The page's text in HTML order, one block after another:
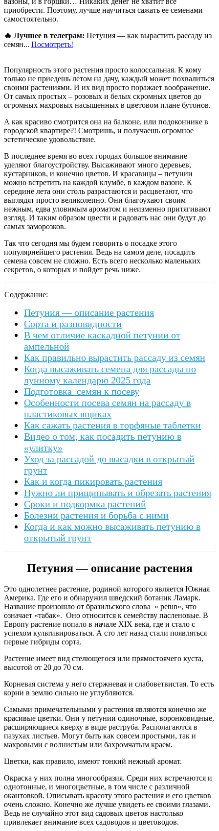
приобрести. Поэтому, лучше научиться сажать ее семенами
самостоятельно.
🔥 Лучшее в телеграм: Петуния — как вырастить рассаду из
семян... Посмотреть!
Популярность этого растения просто колоссальная. К кому
только не приедешь летом на дачу, каждый может похвалиться
своими растениями. И их вид просто поражает воображение.
От самых простых – розовых и белых скромных цветов до
огромных махровых насыщенных в цветовом плане бутонов.
А как красиво смотрится она на балконе, или подоконнике в
городской квартире?! Смотришь, и получаешь огромное
эстетическое удовольствие.
В последнее время во всех городах большое внимание
уделяют благоустройству. Высаживают много деревьев,
кустарников, и конечно цветов. И красавицы – петунии
можно встретить на каждой клумбе, в каждом вазоне. К
середине лета они столь разрастаются и расцветают, что
выглядят просто великолепно. Они благоухают своим
нежным, едва уловимым ароматом и неизменно притягивают
взгляд. И таким образом цвести и радовать нас они будут до
самых заморозков.
Так что сегодня мы будем говорить о посадке этого
популярнейшего растения. Ведь на самом деле, посадить
семена совсем не сложно. Есть всего несколько маленьких
секретов, о которых и пойдет речь ниже.
Содержание:
Петуния — описание растения
Сорта и разновидности
В чем отличие каскадной петунии от
ампельной
Как правильно вырастить рассаду из семян
Когда высаживать семена для рассады по
лунному календарю 2025 года
Подготовка семян к посеву
Особенности посева семян на рассаду в
пластиковых ящиках
Как сажать растения в торфяные таблетки
Видео о том, как посадить петунию в
«улитку»
Уход за рассадой до высадки в открытый
грунт
Как и когда пикировать растения
Нужно ли прищипывать и обрезать растения
Сроки и подкормка растений
Болезни растения и борьба с ними
Когда и как можно высаживать петунию в
открытый грунт
Петуния — описание растения
Это однолетнее растение, родиной которого является Южная
Америка. Где его и обнаружил шведский ботаник Ламарк.
Название произошло от бразильского слова » petun», что
означает «табак». Оно относится к семейству пасленовые. В
Европу растение попало в начале XIX века, где и стало с
успехом культивироваться. А сто лет назад стали появляться
первые гибриды сорта.
Растение имеет вид стелющегося или прямостоячего куста,
высотой от 20 до 70 см.
Корневая система у него стержневая и слабоветвистая. То есть
корни в землю сильно не углубляются.
Самыми примечательными у растения являются конечно же
красивые цветки. Они у петунии одиночные, воронковидные,
расширяющиеся кверху в виде раструба. Располагаются в
пазухах листьев. Могут быть как совсем простыми, так и
махровыми с волнистым или бахромчатым краем.
Цветки, как правило, имеют тонкий нежный аромат.
Окраска у них полна многообразия. Среди них встречаются и
однотонные, и многоцветные, в том числе с различной
окантовкой. Описывать красоту этого растения и его цветков
очень сложно. Конечно же лучше увидеть ее своими глазами.
Ведь не случайно этот вид садовых цветов настолько
привлекает внимание всех садоводов и цветоводов.